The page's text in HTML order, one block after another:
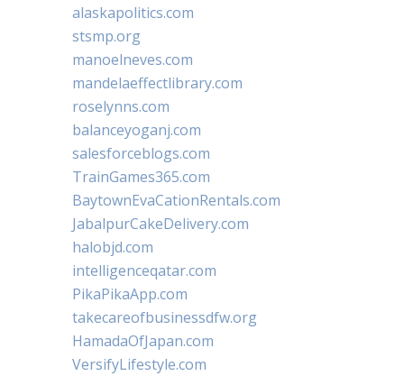
alaskapolitics.com
stsmp.org
manoelneves.com
mandelaeffectlibrary.com
roselynns.com
balanceyoganj.com
salesforceblogs.com
TrainGames365.com
BaytownEvaCationRentals.com
JabalpurCakeDelivery.com
halobjd.com
intelligenceqatar.com
PikaPikaApp.com
takecareofbusinessdfw.org
HamadaOfJapan.com
VersifyLifestyle.com